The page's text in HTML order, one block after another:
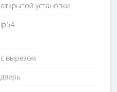
открытой установки
ip54
с вырезом
дверь